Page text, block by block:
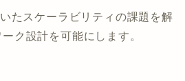
たスケーラビリティの課題を解
ク設計を可能にします。